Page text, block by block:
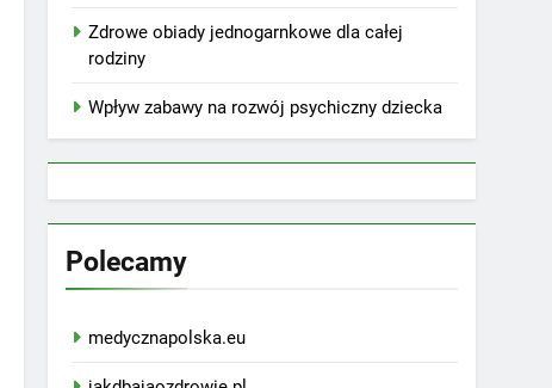
Zdrowe obiady jednogarnkowe dla całej
rodziny
Wpływ zabawy na rozwój psychiczny dziecka
Polecamy
medycznapolska.eu